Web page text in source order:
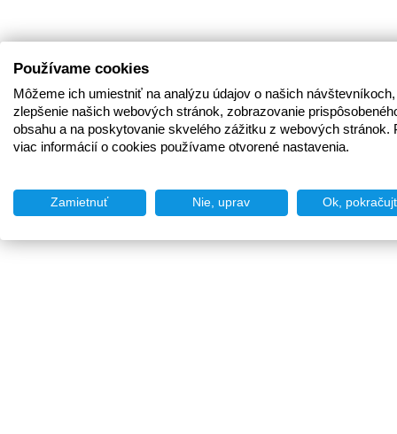
Používame cookies
Môžeme ich umiestniť na analýzu údajov o našich
zlepšenie našich webových stránok, zobrazovanie
obsahu a na poskytovanie skvelého zážitku z webových stránok.
viac informácií o cookies používame otvorené nastavenia.
Zamietnuť Nie, uprav Ok,